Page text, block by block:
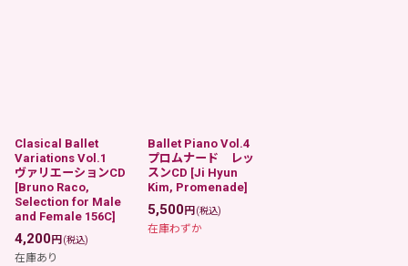
Clasical Ballet
Variations Vol.1
ヴァリエーションCD
[Bruno Raco,
Selection for Male
and Female 156C]
4,200円 (税込)
在庫あり
Ballet Piano Vol.4
プロムナード レッ
スンCD [Ji Hyun
Kim, Promenade]
5,500円 (税込)
在庫わずか